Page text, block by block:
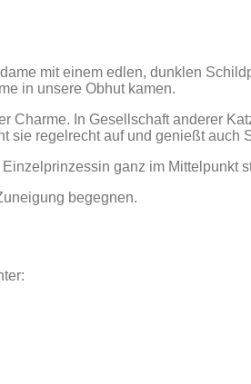
mit einem edlen, dunklen
in unsere Obhut kamen.
Charme. In Gesellschaft anderer
sie regelrecht auf und genießt auch
ganz im Mittelpunkt
begegnen.